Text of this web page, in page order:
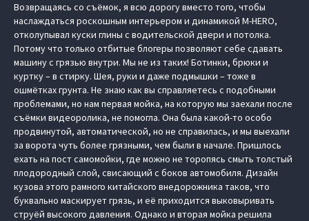
Возвращаясь со съёмок, я всю дорогу вместо того, чтобы
наслаждаться роскошным интерьером и динамикой M‑HERO,
отколупывал куски глины с водительской двери и потолка.
Потому что только отбитые блогеры позволяют себе сдавать
машину с грязью внутри. Мы не из таких! Ботинки, брюки и
куртку – в стирку. Шея, руки и даже подмышки – тоже в
ошмётках грунта. Не знаю как вы справляетесь с подобными
проблемами, но нам первая мойка, на которую мы заехали после
съёмки видеоролика, не помогла. Она была какой-то особо
продвинутой, автоматической, но не справилась, и мы выехали
за ворота чуть более грязными, чем были в начале. Пришлось
ехать на пост самомойки, где можно не торопясь смыть толстый
плодородный слой, свисающий с боков автомобиля. Дизайн
кузова этого рамного китайского внедорожника таков, что
буквально маскирует грязь, и её приходится выковыривать
струёй высокого давления. Однако и вторая мойка решила